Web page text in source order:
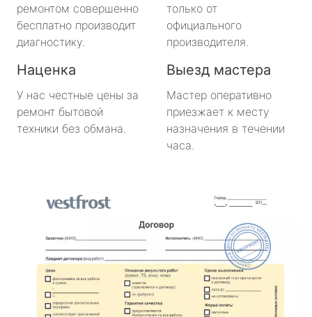
ремонтом совершенно
бесплатно производит
диагностику.
только от
официального
производителя.
Наценка
У нас честные цены за
ремонт бытовой
техники без обмана.
Выезд мастера
Мастер оперативно
приезжает к месту
назначения в течении
часа.